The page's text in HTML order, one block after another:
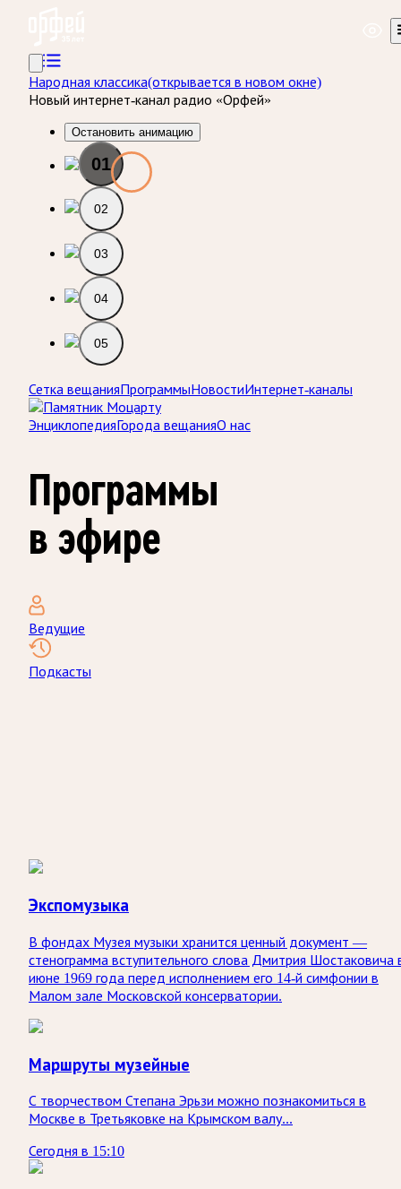
Народная классика(открывается в новом окне)
Новый интернет-канал радио «Орфей»
Остановить анимацию
01
02
03
04
05
Сетка вещанияПрограммыНовостиИнтернет-каналы
ЭнциклопедияГорода вещанияО нас
Программы
в эфире
Ведущие
Подкасты
Экспомузыка
В фондах Музея музыки хранится ценный документ —
стенограмма вступительного слова Дмитрия Шостаковича
июне 1969 года перед исполнением его 14-й симфонии в
Малом зале Московской консерватории.
Маршруты музейные
С творчеством Степана Эрьзи можно познакомиться в
Москве в Третьяковке на Крымском валу...
Сегодня в 15:10